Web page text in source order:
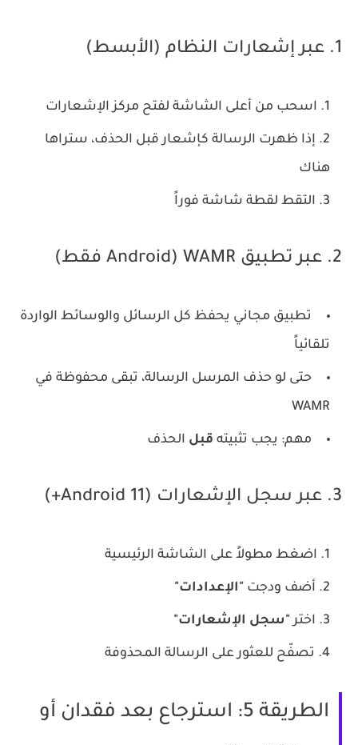
اسحب من أعلى الشاشة لفتح مركز الإشعارات
إذا ظهرت الرسالة كإشعار قبل الحذف، ستراها
هناك
التقط لقطة شاشة فوراً
تطبيق مجاني يحفظ كل الرسائل والوسائط الواردة
تلقائياً
حتى لو حذف المرسل الرسالة، تبقى محفوظة في
WAMR
مهم: يجب تثبيتهقبلالحذف
اضغط مطولاً على الشاشة الرئيسية
أضف ودجت"الإعدادات"
اختر"سجل الإشعارات"
تصفّح للعثور على الرسالة المحذوفة
الطريقة 5: استرجاع بعد فقدان أو